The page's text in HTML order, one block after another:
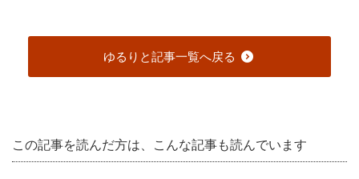
ゆるりと記事一覧へ戻る
この記事を読んだ方は、こんな記事も読んでいます